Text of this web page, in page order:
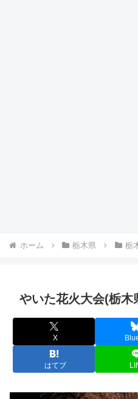
ホーム 栃木県 栃
やいた花火大会(栃木
X
はてブ